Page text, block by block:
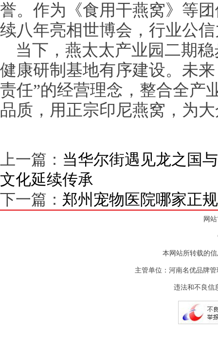
誉。作为《食用干燕窝》等
续八年亮相世博会，行业公
当下，燕太太产业园二期
健康研制基地有序建设。未
责任”的经营理念，整合全产
品质，用正宗印尼燕窝，为
上一篇： 当华尔街遇见龙之国
文化延续传承
下一篇： 郑州宠物医院哪家正规
网
本网站所转载的
主管单位：河南名优品牌
违法和不良信